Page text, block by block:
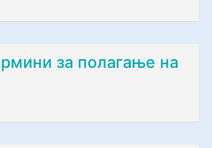
за полагање на